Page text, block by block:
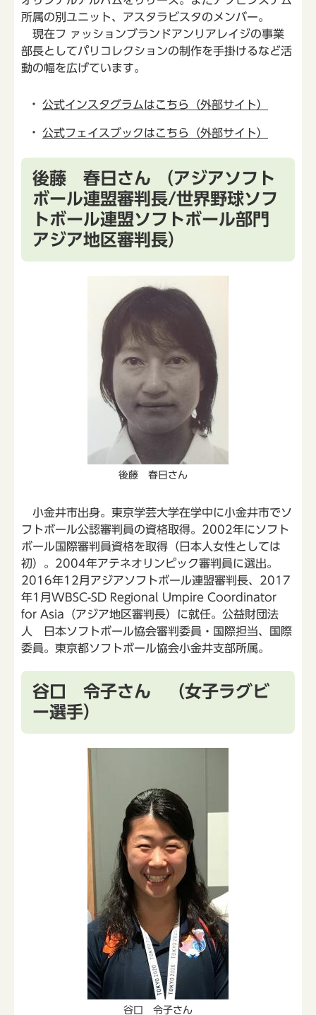
所属の別ユニット、アスタラビスタのメンバー。
現在フ ァッションブランドアンリアレイジの事業
部長としてパリコレクションの制作を手掛けるなど活
動の幅を広げています。
公式インスタグラムはこちら（外部サイト）
公式フェイスブックはこちら（外部サイト）
後藤 春日さん （アジアソフト
ボール連盟審判長/世界野球ソフ
トボール連盟ソフトボール部門
アジア地区審判長）
後藤 春日さん
小金井市出身。東京学芸大学在学中に小金井市でソ
フトボール公認審判員の資格取得。2002年にソフト
ボール国際審判員資格を取得（日本人女性としては
初）。2004年アテネオリンピック審判員に選出。
2016年12月アジアソフトボール連盟審判長、2017
年1月WBSC-SD Regional Umpire Coordinator
for Asia（アジア地区審判長）に就任。公益財団法
人 日本ソフトボール協会審判委員・国際担当、国際
委員。東京都ソフトボール協会小金井支部所属。
谷口 令子さん （女子ラグビ
ー選手）
谷口 令子さん